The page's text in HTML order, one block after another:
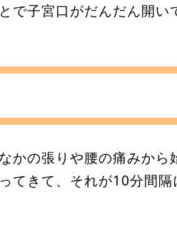
で子宮口がだんだん開
かの張りや腰の痛みから
てきて、それが10分間